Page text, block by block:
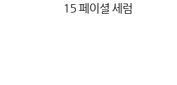
15 페이셜 세럼